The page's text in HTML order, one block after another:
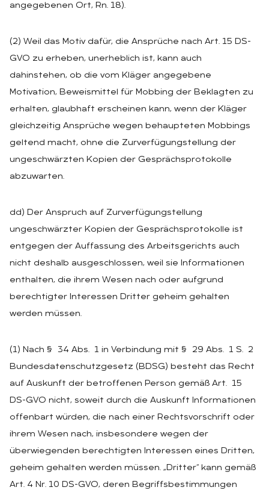
angegebenen Ort, Rn. 18).
(2) Weil das Motiv dafür, die Ansprüche nach Art. 15 DS-
GVO zu erheben, unerheblich ist, kann auch
dahinstehen, ob die vom Kläger angegebene
Motivation, Beweismittel für Mobbing der Beklagten zu
erhalten, glaubhaft erscheinen kann, wenn der Kläger
gleichzeitig Ansprüche wegen behaupteten Mobbings
geltend macht, ohne die Zurverfügungstellung der
ungeschwärzten Kopien der Gesprächsprotokolle
abzuwarten.
dd) Der Anspruch auf Zurverfügungstellung
ungeschwärzter Kopien der Gesprächsprotokolle ist
entgegen der Auffassung des Arbeitsgerichts auch
nicht deshalb ausgeschlossen, weil sie Informationen
enthalten, die ihrem Wesen nach oder aufgrund
berechtigter Interessen Dritter geheim gehalten
werden müssen.
(1) Nach § 34 Abs. 1 in Verbindung mit § 29 Abs. 1 S. 2
Bundesdatenschutzgesetz (BDSG) besteht das Recht
auf Auskunft der betroffenen Person gemäß Art. 15
DS-GVO nicht, soweit durch die Auskunft Informationen
offenbart würden, die nach einer Rechtsvorschrift oder
ihrem Wesen nach, insbesondere wegen der
überwiegenden berechtigten Interessen eines Dritten,
geheim gehalten werden müssen. „Dritter“ kann gemäß
Art. 4 Nr. 10 DS-GVO, deren Begriffsbestimmungen